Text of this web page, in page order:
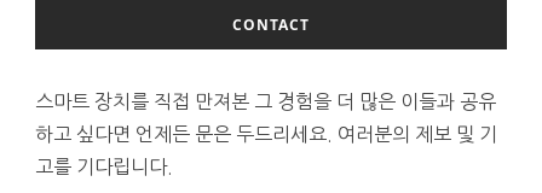
CONTACT
스마트 장치를 직접 만져본 그 경험을 더 많은 이들과 공유
하고 싶다면 언제든 문은 두드리세요. 여러분의 제보 및 기
고를 기다립니다.